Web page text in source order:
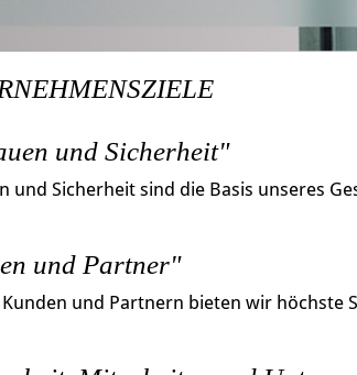
und Sicherheit"
und Sicherheit sind die Basis unseres
und Partner"
und Partnern bieten wir höchste